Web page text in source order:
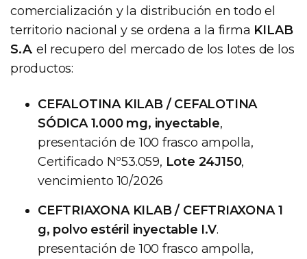
comercialización y la distribución en todo el
territorio nacional y se ordena a la firma KILAB
S.A. el recupero del mercado de los lotes de los
productos:
CEFALOTINA KILAB / CEFALOTINA
SÓDICA 1.000 mg, inyectable,
presentación de 100 frasco ampolla,
Certificado Nº53.059, Lote 24J150,
vencimiento 10/2026
CEFTRIAXONA KILAB / CEFTRIAXONA 1
g, polvo estéril inyectable I.V.
presentación de 100 frasco ampolla,